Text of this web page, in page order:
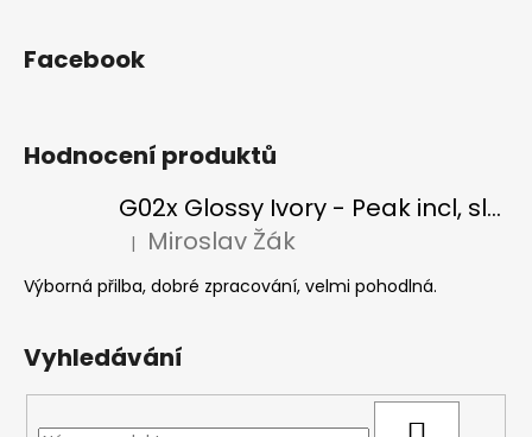
Facebook
Hodnocení produktů
G02x Glossy Ivory - Peak incl, slonová kost
Hodnocení produktu je 5 z 5 hvězdiček.
| Miroslav Žák
Výborná přilba, dobré zpracování, velmi pohodlná.
Vyhledávání